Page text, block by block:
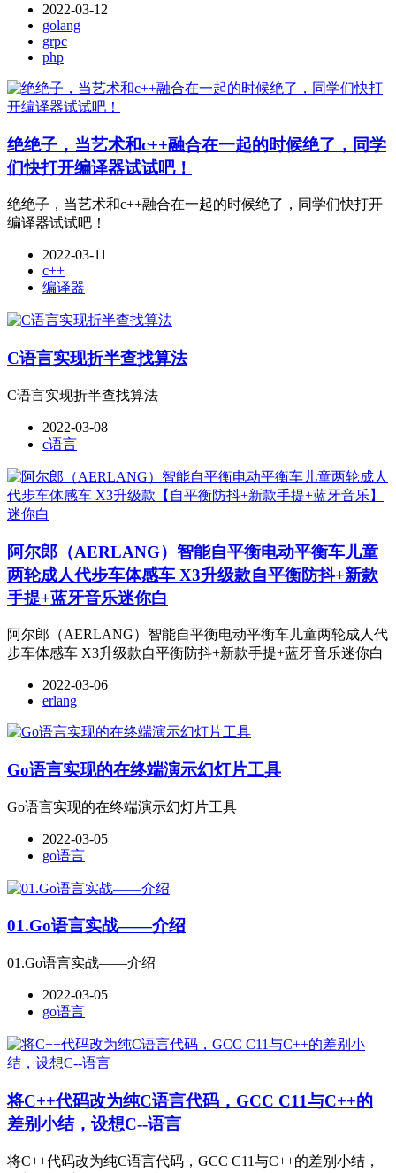
2022-03-12
golang
grpc
php
绝绝子，当艺术和c++融合在一起的时候绝了，同学
们快打开编译器试试吧！
绝绝子，当艺术和c++融合在一起的时候绝了，同学们快打开
编译器试试吧！
2022-03-11
c++
编译器
C语言实现折半查找算法
C语言实现折半查找算法
2022-03-08
c语言
阿尔郎（AERLANG）智能自平衡电动平衡车儿童
两轮成人代步车体感车 X3升级款自平衡防抖+新款
手提+蓝牙音乐迷你白
阿尔郎（AERLANG）智能自平衡电动平衡车儿童两轮成人代
步车体感车 X3升级款自平衡防抖+新款手提+蓝牙音乐迷你白
2022-03-06
erlang
Go语言实现的在终端演示幻灯片工具
Go语言实现的在终端演示幻灯片工具
2022-03-05
go语言
01.Go语言实战——介绍
01.Go语言实战——介绍
2022-03-05
go语言
将C++代码改为纯C语言代码，GCC C11与C++的
差别小结，设想C--语言
将C++代码改为纯C语言代码，GCC C11与C++的差别小结，